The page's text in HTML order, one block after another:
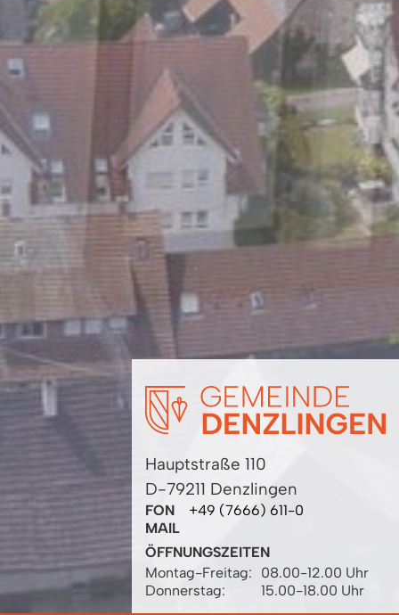
Hauptstraße 110
D-79211 Denzlingen
FON
+49 (7666) 611-0
MAIL
ÖFFNUNGSZEITEN
Montag-Freitag:
08.00-12.00 Uhr
Donnerstag:
15.00-18.00 Uhr